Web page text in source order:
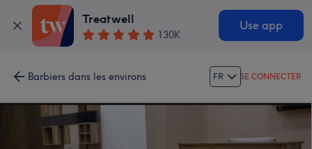
Treatwell
130K
Use app
Barbiers dans les environs FR SE CONNECTER